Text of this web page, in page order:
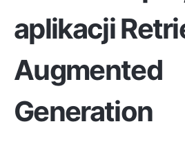
aplikacji
Augmented
Generation